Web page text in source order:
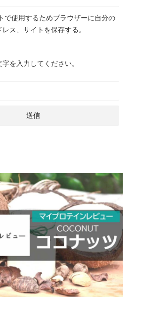
で使用するためブラウザーに自分の
ス、サイトを保存する。
を入力してください。